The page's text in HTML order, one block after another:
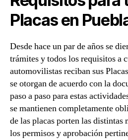
Placas en
Desde hace un par de años se
trámites y todos los requisitos a
automovilistas reciban sus
se otorgan de acuerdo con la
paso a paso para estas
se mantienen completamente
de las placas porten las
los permisos y aprobación